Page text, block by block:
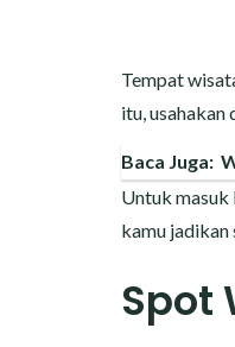
Tempat
itu, usahakan
Baca Juga:
Untuk masuk
kamu jadikan
Spot